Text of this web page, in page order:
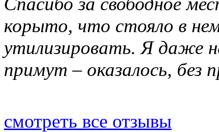
корыто, что стояло в
утилизировать. Я даже
примут – оказалось, без
смотреть все отзывы